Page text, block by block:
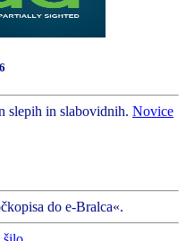
slepih in slabovidnih. Novice
do e-Bralca«.